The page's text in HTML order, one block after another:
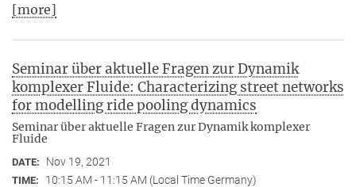
[more]
Seminar über aktuelle Fragen zur Dynamik
komplexer Fluide: Characterizing street networks
for modelling ride pooling dynamics
Seminar über aktuelle Fragen zur Dynamik komplexer
Fluide
DATE: Nov 19, 2021
TIME: 10:15 AM - 11:15 AM (Local Time Germany)